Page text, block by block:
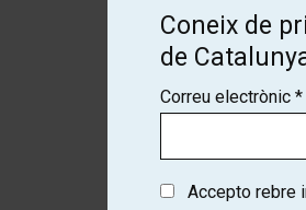
Coneix de
Coneix de
de
Correu electrònic *
Accepto rebre